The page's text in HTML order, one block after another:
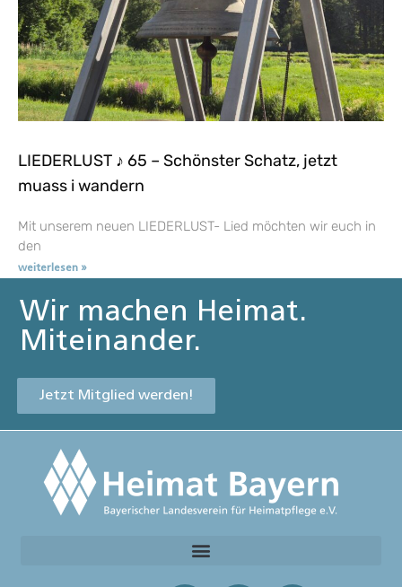
LIEDERLUST ♪ 65 – Schönster Schatz, jetzt
muass i wandern
Mit unserem neuen LIEDERLUST- Lied möchten wir euch in
den
weiterlesen »
Wir machen Heimat.
Miteinander.
Jetzt Mitglied werden!